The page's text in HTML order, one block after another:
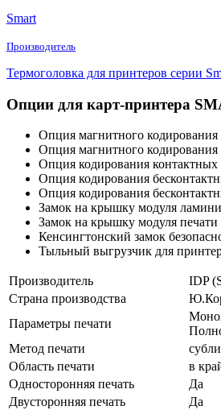
Smart
Производитель
Термоголовка для принтеров серии
Опции для карт-принтера
Опция магнитного кодирования
Опция магнитного кодирования
Опция кодирования контактных
Опция кодирования
Опция кодирования
Замок на крышку модуля
Замок на крышку модуля печати
Кенсингтонский замок
Тыльный выгрузчик для
Производитель
IDP
Страна производства
Параметры печати
Метод печати
Область печати
в
Односторонняя печать
Да
Двусторонняя печать
Да